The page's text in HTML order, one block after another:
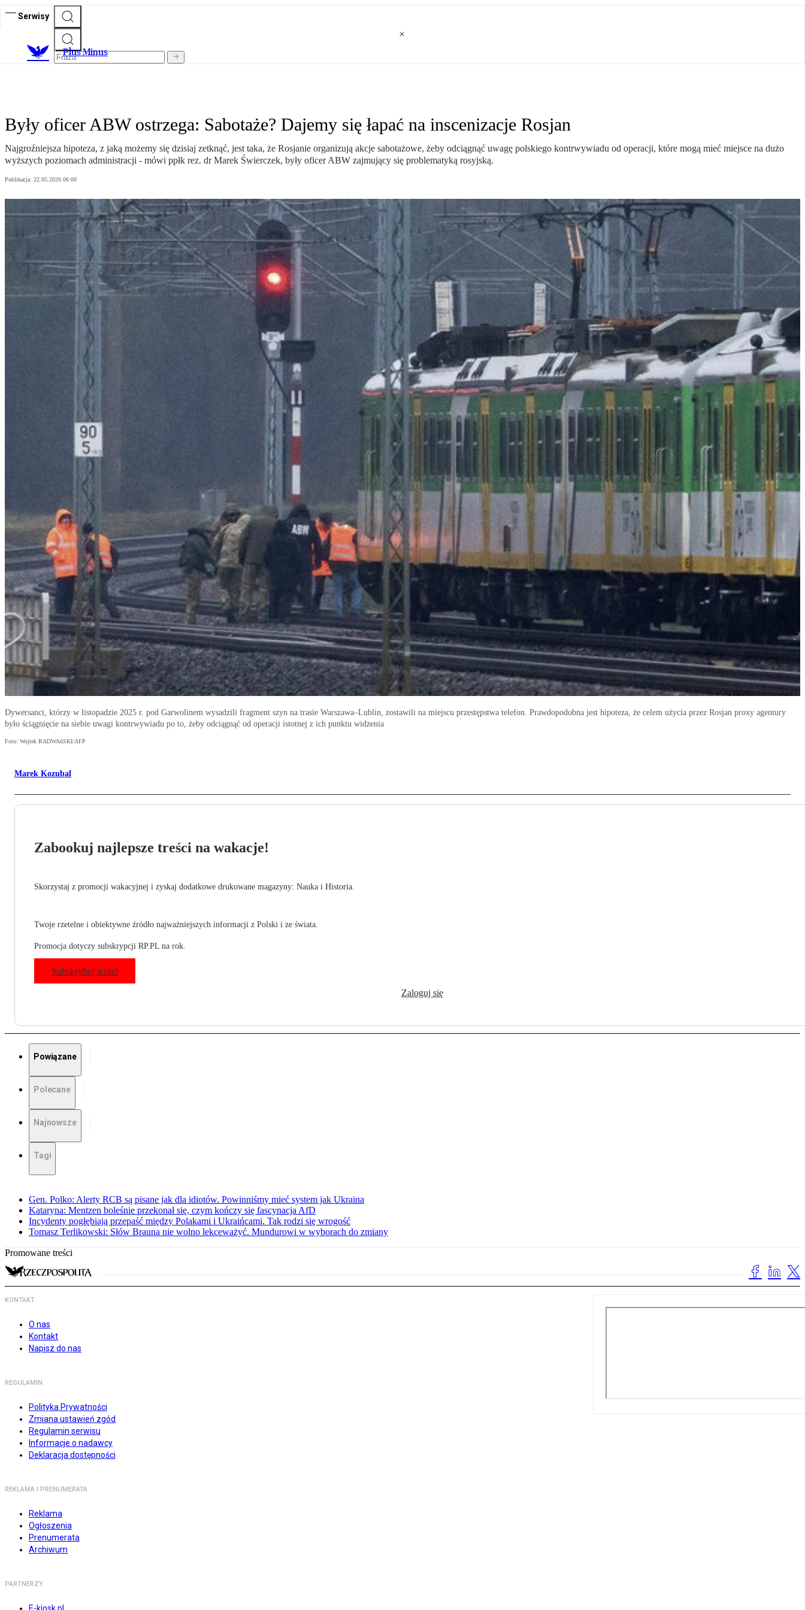
Serwisy
Plus Minus
Były oficer ABW ostrzega: Sabotaże? Dajemy się łapać na inscenizacje Rosjan
Najgroźniejsza hipoteza, z jaką możemy się dzisiaj zetknąć, jest taka, że Rosjanie organizują akcje sabotażowe, żeby odciągnąć uwagę polskiego kontrwywiadu od operacji, które mogą mieć miejsce na dużo
wyższych poziomach administracji - mówi ppłk rez. dr Marek Świerczek, były oficer ABW zajmujący się problematyką rosyjską.
Publikacja: 22.05.2026 06:00
Dywersanci, którzy w listopadzie 2025 r. pod Garwolinem wysadzili fragment szyn na trasie Warszawa–Lublin, zostawili na miejscu przestępstwa telefon. Prawdopodobna jest hipoteza, że celem użycia przez Rosjan proxy agentury
było ściągnięcie na siebie uwagi kontrwywiadu po to, żeby odciągnąć od operacji istotnej z ich punktu widzenia
Foto: Wojtek RADWAńSKI/AFP
Marek Kozubal
Zabookuj najlepsze treści na wakacje!
Skorzystaj z promocji wakacyjnej i zyskaj dodatkowe drukowane magazyny: Nauka i Historia.
Twoje rzetelne i obiektywne źródło najważniejszych informacji z Polski i ze świata.
Promocja dotyczy subskrypcji RP.PL na rok.
Subskrybuj teraz!
Zaloguj się
Powiązane
Polecane
Najnowsze
Tagi
Gen. Polko: Alerty RCB są pisane jak dla idiotów. Powinniśmy mieć system jak Ukraina
Kataryna: Mentzen boleśnie przekonał się, czym kończy się fascynacja AfD
Incydenty pogłębiają przepaść między Polakami i Ukraińcami. Tak rodzi się wrogość
Tomasz Terlikowski: Słów Brauna nie wolno lekceważyć. Mundurowi w wyborach do zmiany
Promowane treści
KONTAKT
O nas
Kontakt
Napisz do nas
REGULAMIN
Polityka Prywatności
Zmiana ustawień zgód
Regulamin serwisu
Informacje o nadawcy
Deklaracja dostępności
REKLAMA I PRENUMERATA
Reklama
Ogłoszenia
Prenumerata
Archiwum
PARTNERZY